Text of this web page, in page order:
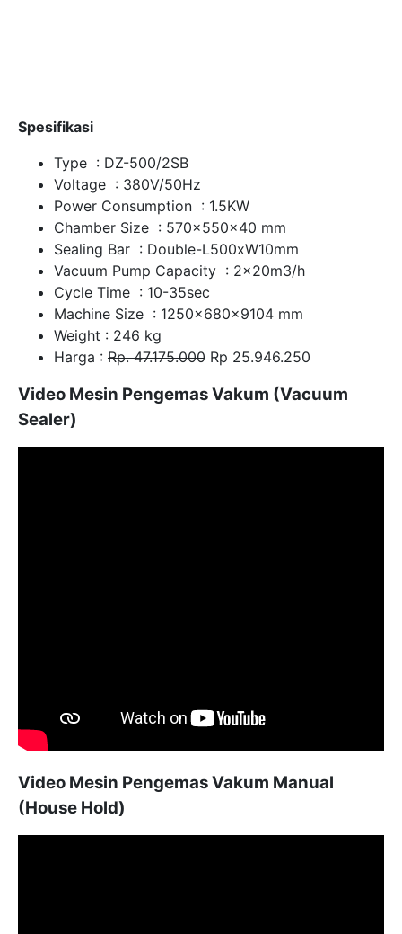
Spesifikasi
Type : DZ-500/2SB
Voltage : 380V/50Hz
Power Consumption : 1.5KW
Chamber Size : 570x550x40 mm
Sealing Bar : Double-L500xW10mm
Vacuum Pump Capacity : 2x20m3/h
Cycle Time : 10-35sec
Machine Size : 1250x680x9104 mm
Weight : 246 kg
Harga : Rp. 47.175.000 Rp 25.946.250
Video Mesin Pengemas Vakum (Vacuum
Sealer)
Video Mesin Pengemas Vakum Manual
(House Hold)